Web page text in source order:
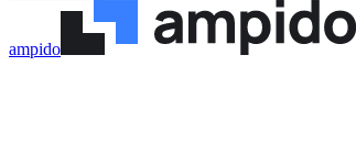
ampido